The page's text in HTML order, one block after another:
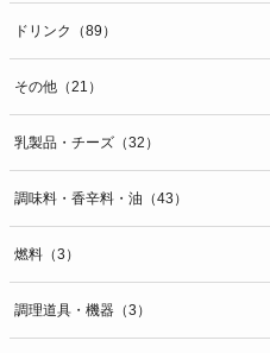
ドリンク（89）
その他（21）
乳製品・チーズ（32）
調味料・香辛料・油（43）
燃料（3）
調理道具・機器（3）